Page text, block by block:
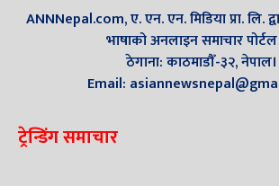
ANNNepal.com, ए. एन. एन. मिडिया प्रा. लि.
भाषाको अनलाइन समाचार पोर्टल
ठेगाना: काठमाडौँ-३२, नेपाल।
Email:
ट्रेन्डिंग समाचार